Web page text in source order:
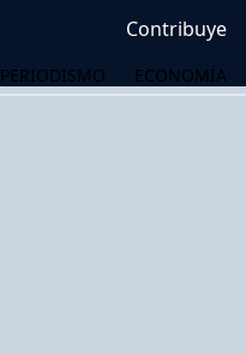
Contribuye
PERIODISMO ECONOMÍA